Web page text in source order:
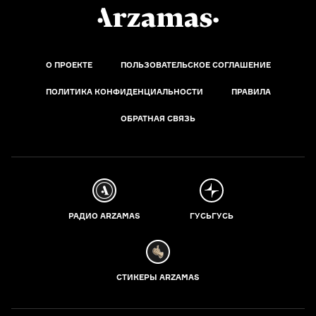
О ПРОЕКТЕ ПОЛЬЗОВАТЕЛЬСКОЕ СОГЛАШЕНИЕ
ПОЛИТИКА КОНФИДЕНЦИАЛЬНОСТИ ПРАВИЛА
ОБРАТНАЯ СВЯЗЬ
РАДИО ARZAMAS ГУСЬГУСЬ
СТИКЕРЫ ARZAMAS